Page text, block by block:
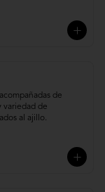
de
variedad de
al ajillo.